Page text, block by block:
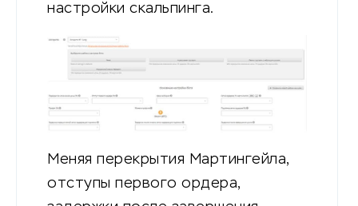
настройки скальпинга.
Меняя перекрытия Мартингейла,
отступы первого ордера,